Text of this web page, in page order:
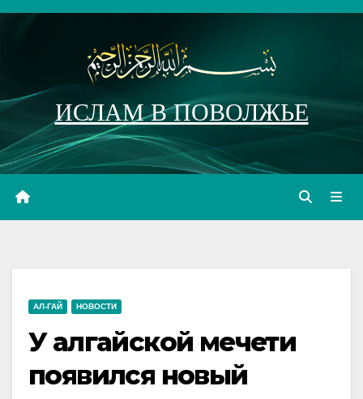
Перейти
ИСЛАМ В ПОВОЛЖЬЕ
АЛ-ГАЙ НОВОСТИ
У алгайской мечети
появился новый